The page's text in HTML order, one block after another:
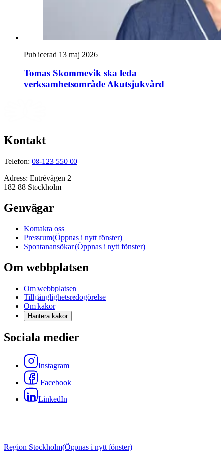
Publicerad 13 maj 2026
Tomas Skommevik ska leda
verksamhetsområde Akutsjukvård
Kontakt
Telefon: 08-123 550 00
Adress: Entrévägen 2
182 88 Stockholm
Genvägar
Kontakta oss
Pressrum(Öppnas i nytt fönster)
Spontanansökan(Öppnas i nytt fönster)
Om webbplatsen
Om webbplatsen
Tillgänglighetsredogörelse
Om kakor
Hantera kakor
Sociala medier
Instagram
Facebook
LinkedIn
Region Stockholm(Öppnas i nytt fönster)